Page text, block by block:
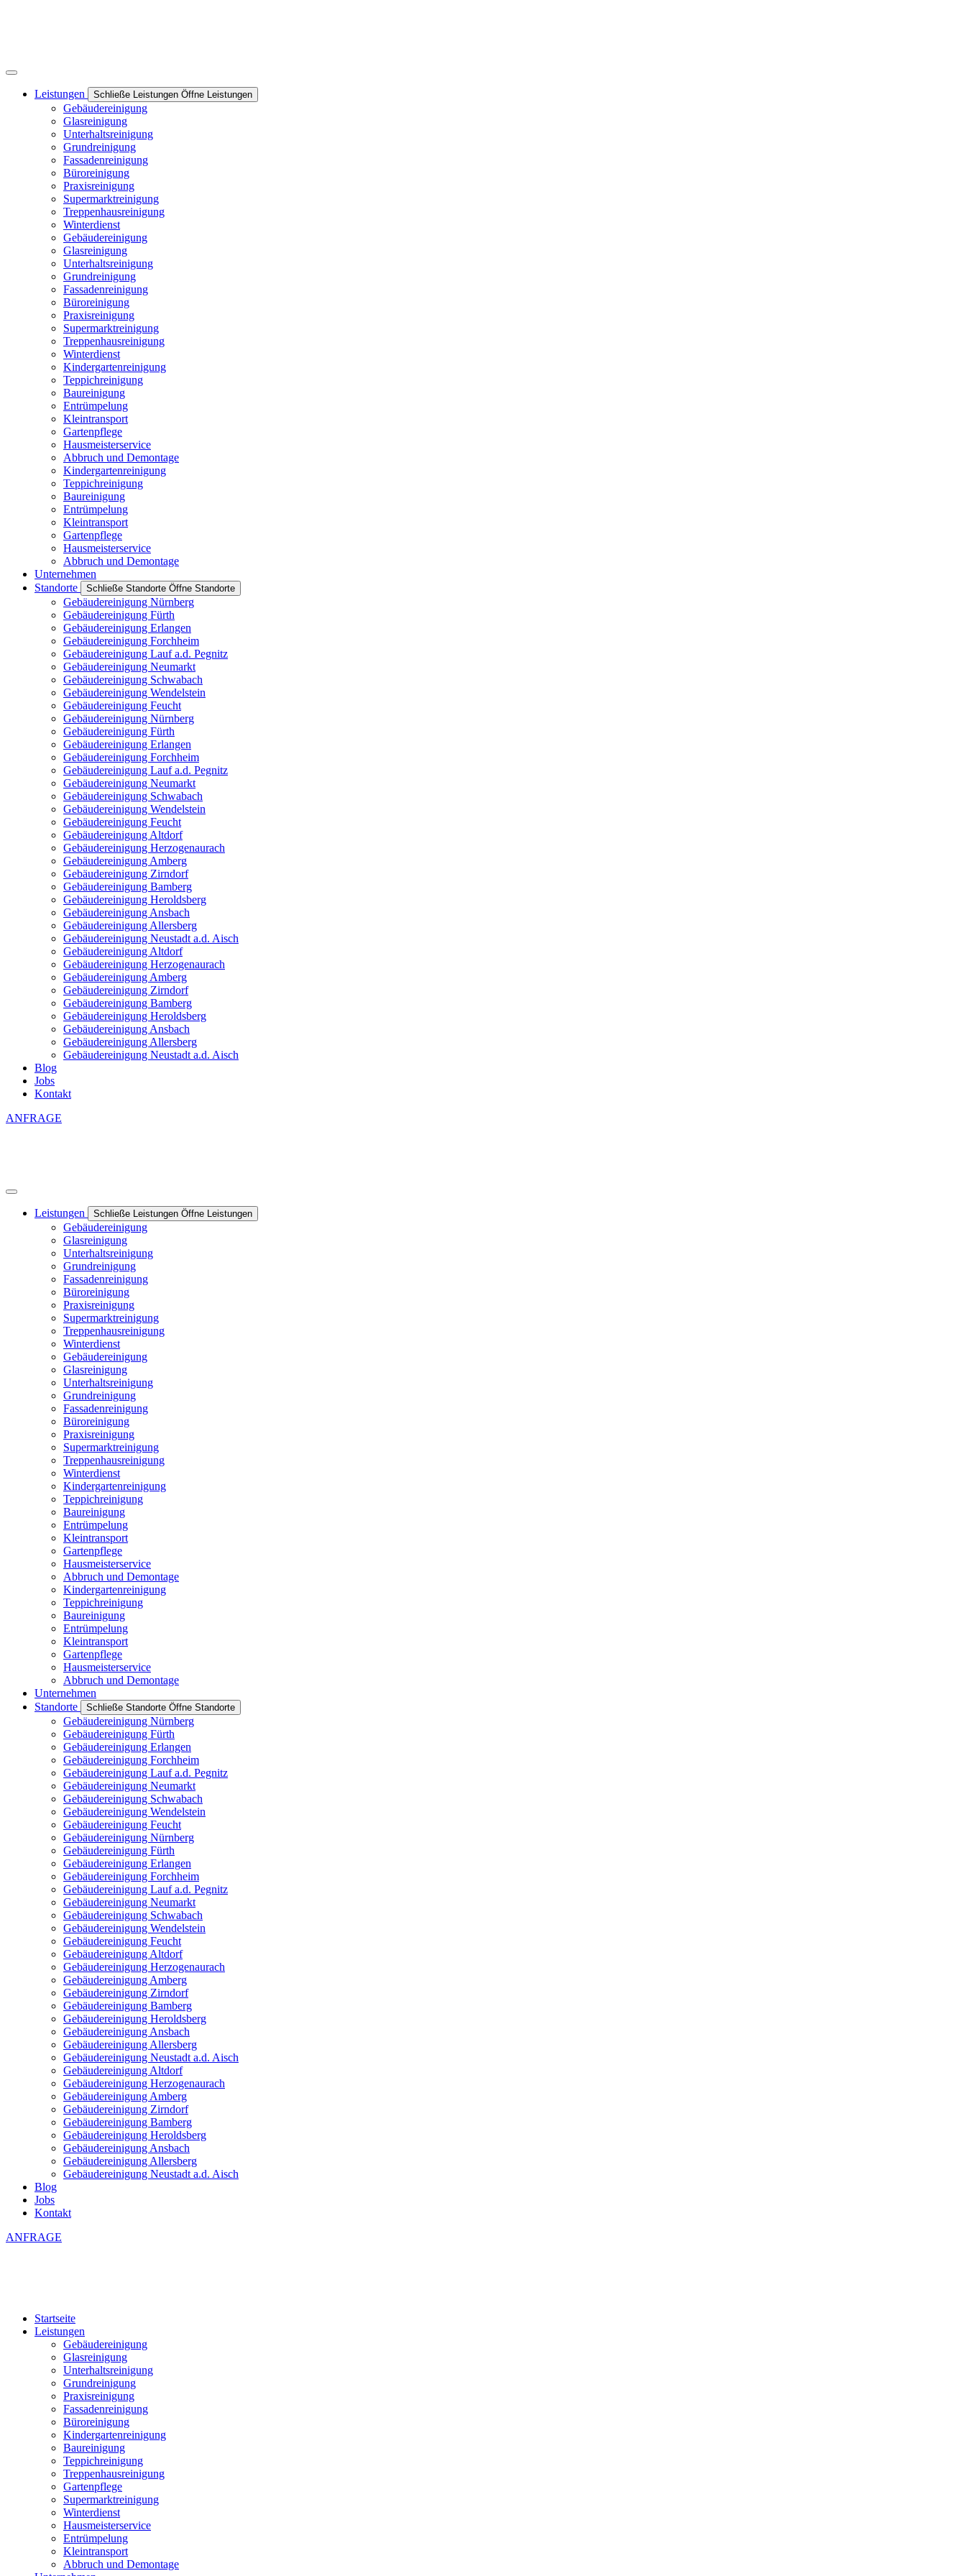
Leistungen Schließe Leistungen Öffne Leistungen
Gebäudereinigung
Glasreinigung
Unterhaltsreinigung
Grundreinigung
Fassadenreinigung
Büroreinigung
Praxisreinigung
Supermarktreinigung
Treppenhausreinigung
Winterdienst
Gebäudereinigung
Glasreinigung
Unterhaltsreinigung
Grundreinigung
Fassadenreinigung
Büroreinigung
Praxisreinigung
Supermarktreinigung
Treppenhausreinigung
Winterdienst
Kindergartenreinigung
Teppichreinigung
Baureinigung
Entrümpelung
Kleintransport
Gartenpflege
Hausmeisterservice
Abbruch und Demontage
Kindergartenreinigung
Teppichreinigung
Baureinigung
Entrümpelung
Kleintransport
Gartenpflege
Hausmeisterservice
Abbruch und Demontage
Unternehmen
Standorte
Schließe Standorte Öffne Standorte
Gebäudereinigung Nürnberg
Gebäudereinigung Fürth
Gebäudereinigung Erlangen
Gebäudereinigung Forchheim
Gebäudereinigung Lauf a.d. Pegnitz
Gebäudereinigung Neumarkt
Gebäudereinigung Schwabach
Gebäudereinigung Wendelstein
Gebäudereinigung Feucht
Gebäudereinigung Nürnberg
Gebäudereinigung Fürth
Gebäudereinigung Erlangen
Gebäudereinigung Forchheim
Gebäudereinigung Lauf a.d. Pegnitz
Gebäudereinigung Neumarkt
Gebäudereinigung Schwabach
Gebäudereinigung Wendelstein
Gebäudereinigung Feucht
Gebäudereinigung Altdorf
Gebäudereinigung Herzogenaurach
Gebäudereinigung Amberg
Gebäudereinigung Zirndorf
Gebäudereinigung Bamberg
Gebäudereinigung Heroldsberg
Gebäudereinigung Ansbach
Gebäudereinigung Allersberg
Gebäudereinigung Neustadt a.d. Aisch
Gebäudereinigung Altdorf
Gebäudereinigung Herzogenaurach
Gebäudereinigung Amberg
Gebäudereinigung Zirndorf
Gebäudereinigung Bamberg
Gebäudereinigung Heroldsberg
Gebäudereinigung Ansbach
Gebäudereinigung Allersberg
Gebäudereinigung Neustadt a.d. Aisch
Blog
Jobs
Kontakt
ANFRAGE
Leistungen Schließe Leistungen Öffne Leistungen
Gebäudereinigung
Glasreinigung
Unterhaltsreinigung
Grundreinigung
Fassadenreinigung
Büroreinigung
Praxisreinigung
Supermarktreinigung
Treppenhausreinigung
Winterdienst
Gebäudereinigung
Glasreinigung
Unterhaltsreinigung
Grundreinigung
Fassadenreinigung
Büroreinigung
Praxisreinigung
Supermarktreinigung
Treppenhausreinigung
Winterdienst
Kindergartenreinigung
Teppichreinigung
Baureinigung
Entrümpelung
Kleintransport
Gartenpflege
Hausmeisterservice
Abbruch und Demontage
Kindergartenreinigung
Teppichreinigung
Baureinigung
Entrümpelung
Kleintransport
Gartenpflege
Hausmeisterservice
Abbruch und Demontage
Unternehmen
Standorte
Schließe Standorte Öffne Standorte
Gebäudereinigung Nürnberg
Gebäudereinigung Fürth
Gebäudereinigung Erlangen
Gebäudereinigung Forchheim
Gebäudereinigung Lauf a.d. Pegnitz
Gebäudereinigung Neumarkt
Gebäudereinigung Schwabach
Gebäudereinigung Wendelstein
Gebäudereinigung Feucht
Gebäudereinigung Nürnberg
Gebäudereinigung Fürth
Gebäudereinigung Erlangen
Gebäudereinigung Forchheim
Gebäudereinigung Lauf a.d. Pegnitz
Gebäudereinigung Neumarkt
Gebäudereinigung Schwabach
Gebäudereinigung Wendelstein
Gebäudereinigung Feucht
Gebäudereinigung Altdorf
Gebäudereinigung Herzogenaurach
Gebäudereinigung Amberg
Gebäudereinigung Zirndorf
Gebäudereinigung Bamberg
Gebäudereinigung Heroldsberg
Gebäudereinigung Ansbach
Gebäudereinigung Allersberg
Gebäudereinigung Neustadt a.d. Aisch
Gebäudereinigung Altdorf
Gebäudereinigung Herzogenaurach
Gebäudereinigung Amberg
Gebäudereinigung Zirndorf
Gebäudereinigung Bamberg
Gebäudereinigung Heroldsberg
Gebäudereinigung Ansbach
Gebäudereinigung Allersberg
Gebäudereinigung Neustadt a.d. Aisch
Blog
Jobs
Kontakt
ANFRAGE
Startseite
Leistungen
Gebäudereinigung
Glasreinigung
Unterhaltsreinigung
Grundreinigung
Praxisreinigung
Fassadenreinigung
Büroreinigung
Kindergartenreinigung
Baureinigung
Teppichreinigung
Treppenhausreinigung
Gartenpflege
Supermarktreinigung
Winterdienst
Hausmeisterservice
Entrümpelung
Kleintransport
Abbruch und Demontage